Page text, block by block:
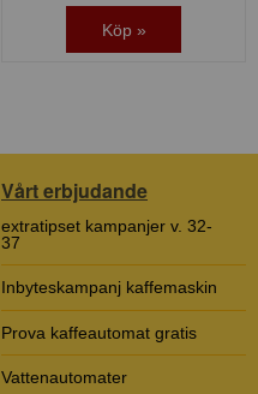
Köp »
Vårt erbjudande
extratipset kampanjer v. 32-
37
Inbyteskampanj kaffemaskin
Prova kaffeautomat gratis
Vattenautomater